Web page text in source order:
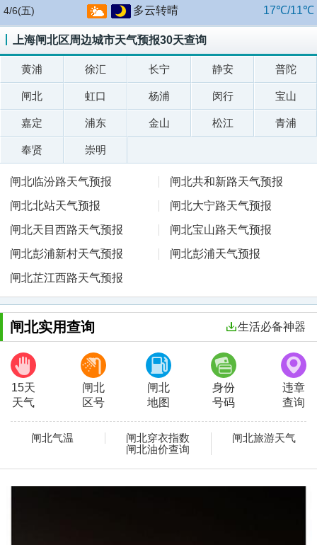
4/6(五) 多云转晴 17℃/11℃
上海闸北区周边城市天气预报30天查询
黄浦 徐汇 长宁 静安 普陀
闸北 虹口 杨浦 闵行 宝山
嘉定 浦东 金山 松江 青浦
奉贤 崇明
闸北临汾路天气预报
闸北共和新路天气预报
闸北北站天气预报
闸北大宁路天气预报
闸北天目西路天气预报
闸北宝山路天气预报
闸北彭浦新村天气预报
闸北彭浦天气预报
闸北芷江西路天气预报
闸北实用查询 生活必备神器
15天
天气
闸北
区号
闸北
地图
身份
号码
违章
查询
闸北气温 闸北穿衣指数
闸北旅游天气
闸北油价查询